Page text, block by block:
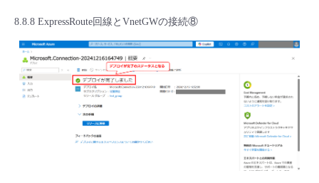
8.8.8 ExpressRoute回線とVnetGWの接続⑧